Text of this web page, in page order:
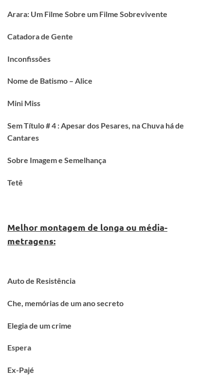
Arara: Um Filme Sobre um Filme Sobrevivente
Catadora de Gente
Inconfissões
Nome de Batismo – Alice
Mini Miss
Sem Título # 4 : Apesar dos Pesares, na Chuva há de
Cantares
Sobre Imagem e Semelhança
Tetê
Melhor montagem de longa ou média-
metragens:
Auto de Resistência
Che, memórias de um ano secreto
Elegia de um crime
Espera
Ex-Pajé